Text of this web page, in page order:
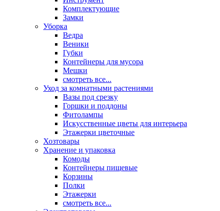
Комплектующие
Замки
Уборка
Ведра
Веники
Губки
Контейнеры для мусора
Мешки
смотреть все...
Уход за комнатными растениями
Вазы под срезку
Горшки и поддоны
Фитолампы
Искусственные цветы для интерьера
Этажерки цветочные
Хозтовары
Хранение и упаковка
Комоды
Контейнеры пищевые
Корзины
Полки
Этажерки
смотреть все...